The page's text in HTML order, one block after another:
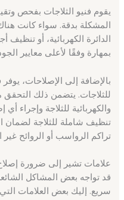
يقوم فنيو الثلاجات بفحص
المشكلة بدقة. سواء كانت
الدائرة الكهربائية، أو تنظيف
بمهارة وفقًا لأعلى معايير
بالإضافة إلى الإصلاحات،
للثلاجات. يتضمن ذلك التحقق
والكهربائية للثلاجة وإجراء
تنظيف شاملة للثلاجة لضمان
تراكم الرواسب أو الروائح
علامات تشير إلى ضرورة إصلاح
قد تواجه بعض المشاكل
سريع. إليك بعض العلامات